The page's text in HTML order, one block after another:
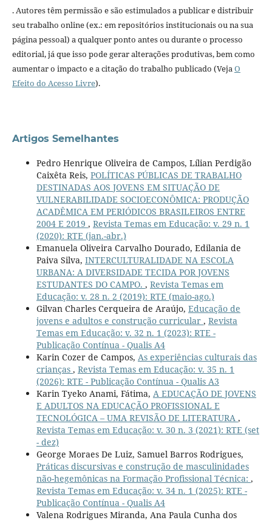
. Autores têm permissão e são estimulados a publicar e distribuir
seu trabalho online (ex.: em repositórios institucionais ou na sua
página pessoal) a qualquer ponto antes ou durante o processo
editorial, já que isso pode gerar alterações produtivas, bem como
aumentar o impacto e a citação do trabalho publicado (VejaO
Efeito do Acesso Livre).
Artigos Semelhantes
Pedro Henrique Oliveira de Campos, Lílian Perdigão
Caixêta Reis, POLÍTICAS PÚBLICAS DE TRABALHO
DESTINADAS AOS JOVENS EM SITUAÇÃO DE
VULNERABILIDADE SOCIOECONÔMICA: PRODUÇÃO
ACADÊMICA EM PERIÓDICOS BRASILEIROS ENTRE
2004 E 2019 , Revista Temas em Educação: v. 29 n. 1
(2020): RTE (jan.-abr.)
Emanuela Oliveira Carvalho Dourado, Edilania de
Paiva Silva, INTERCULTURALIDADE NA ESCOLA
URBANA: A DIVERSIDADE TECIDA POR JOVENS
ESTUDANTES DO CAMPO. , Revista Temas em
Educação: v. 28 n. 2 (2019): RTE (maio-ago.)
Gilvan Charles Cerqueira de Araújo, Educação de
jovens e adultos e construção curricular , Revista
Temas em Educação: v. 32 n. 1 (2023): RTE -
Publicação Contínua - Qualis A4
Karin Cozer de Campos, As experiências culturais das
crianças , Revista Temas em Educação: v. 35 n. 1
(2026): RTE - Publicação Contínua - Qualis A3
Karin Tyeko Anami, Fátima, A EDUCAÇÃO DE JOVENS
E ADULTOS NA EDUCAÇÃO PROFISSIONAL E
TECNOLÓGICA – UMA REVISÃO DE LITERATURA ,
Revista Temas em Educação: v. 30 n. 3 (2021): RTE (set
- dez)
George Moraes De Luiz, Samuel Barros Rodrigues,
Práticas discursivas e construção de masculinidades
não-hegemônicas na Formação Profissional Técnica: ,
Revista Temas em Educação: v. 34 n. 1 (2025): RTE -
Publicação Contínua - Qualis A4
Valena Rodrigues Miranda, Ana Paula Cunha dos